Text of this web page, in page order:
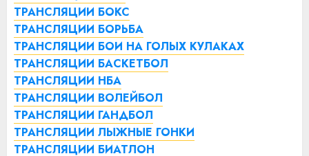
ТРАНСЛЯЦИИ БОКС
ТРАНСЛЯЦИИ БОРЬБА
ТРАНСЛЯЦИИ БОИ НА ГОЛЫХ КУЛАКАХ
ТРАНСЛЯЦИИ БАСКЕТБОЛ
ТРАНСЛЯЦИИ НБА
ТРАНСЛЯЦИИ ВОЛЕЙБОЛ
ТРАНСЛЯЦИИ ГАНДБОЛ
ТРАНСЛЯЦИИ ЛЫЖНЫЕ ГОНКИ
ТРАНСЛЯЦИИ БИАТЛОН